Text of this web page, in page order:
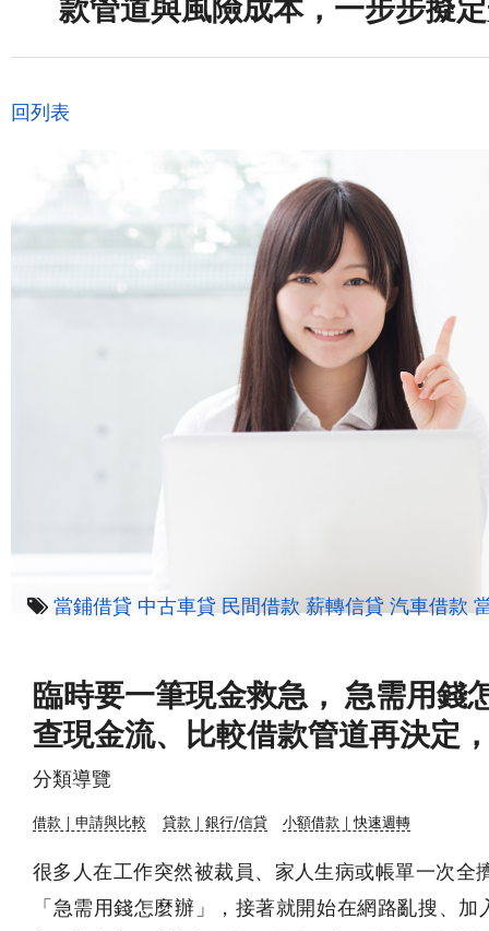
款管道與風險成本，一步步擬
回列表
當鋪借貸 中古車貸 民間借款 薪轉信貸 汽車借款
臨時要一筆現金救急， 急需用錢
查現金流、比較借款管道再決定
分類導覽
借款｜申請與比較 貸款｜銀行/信貸 小額借款｜快速週轉
很多人在工作突然被裁員、家人生病或帳單一次
「急需用錢怎麼辦」，接著就開始在網路亂搜、